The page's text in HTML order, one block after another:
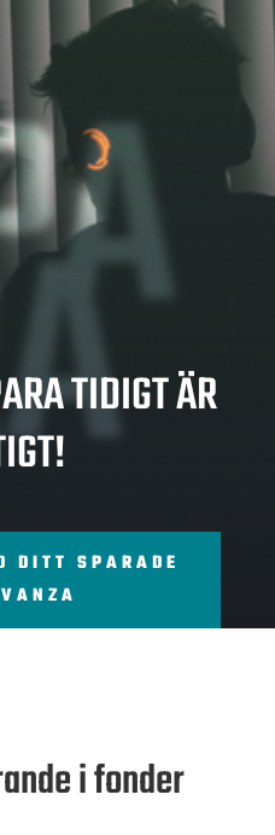
TIDIGT ÄR
DITT SPARADE
i fonder